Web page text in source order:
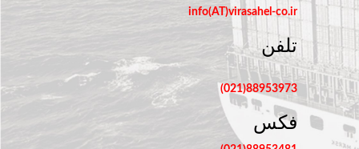
info(AT)virasahel-co.ir
تلفن
88953973(021)
فکس